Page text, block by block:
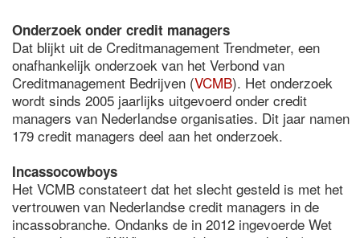
Onderzoek onder credit managers
Dat blijkt uit de Creditmanagement Trendmeter, een
onafhankelijk onderzoek van het Verbond van
Creditmanagement Bedrijven (VCMB). Het onderzoek
wordt sinds 2005 jaarlijks uitgevoerd onder credit
managers van Nederlandse organisaties. Dit jaar namen
179 credit managers deel aan het onderzoek.
Incassocowboys
Het VCMB constateert dat het slecht gesteld is met het
vertrouwen van Nederlandse credit managers in de
incassobranche. Ondanks de in 2012 ingevoerde Wet